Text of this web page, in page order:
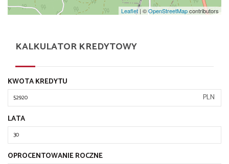
Leaflet| ©OpenStreetMapcontributors
KALKULATOR KREDYTOWY
KWOTA KREDYTU
PLN
LATA
OPROCENTOWANIE ROCZNE